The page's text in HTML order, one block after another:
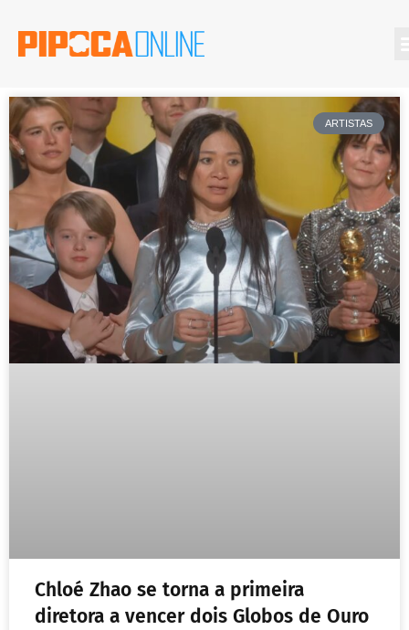
ARTISTAS
Chloé Zhao se torna a primeira
diretora a vencer dois Globos de Ouro